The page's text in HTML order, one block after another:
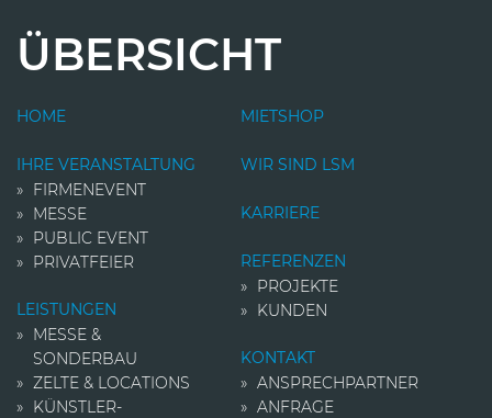
ÜBERSICHT
HOME
IHRE VERANSTALTUNG
FIRMENEVENT
MESSE
PUBLIC EVENT
PRIVATFEIER
LEISTUNGEN
MESSE &
SONDERBAU
ZELTE & LOCATIONS
KÜNSTLER­
MIETSHOP
WIR SIND LSM
KARRIERE
REFERENZEN
PROJEKTE
KUNDEN
KONTAKT
ANSPRECHPARTNER
ANFRAGE